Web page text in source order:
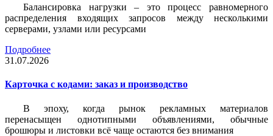
Балансировка нагрузки – это процесс равномерного
распределения входящих запросов между несколькими
серверами, узлами или ресурсами
Подробнее
31.07.2026
Карточка c кодами: заказ и производство
В эпоху, когда рынок рекламных материалов
перенасыщен однотипными объявлениями, обычные
брошюры и листовки всё чаще остаются без внимания